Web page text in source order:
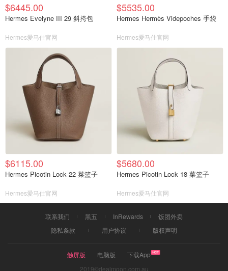
$6445.00
Hermes Evelyne III 29 斜挎包
Hermes爱马仕官网
$5535.00
Hermes Hermès Videpoches 手袋
Hermes爱马仕官网
$6115.00
Hermes Picotin Lock 22 菜篮子
Hermes爱马仕官网
$5680.00
Hermes Picotin Lock 18 菜篮子
Hermes爱马仕官网
联系我们 黑五 InRewards
饭团外卖
隐私条款
用户协议 版权声明
触屏版 电脑版
下载App
2019©dealmoon.com.au